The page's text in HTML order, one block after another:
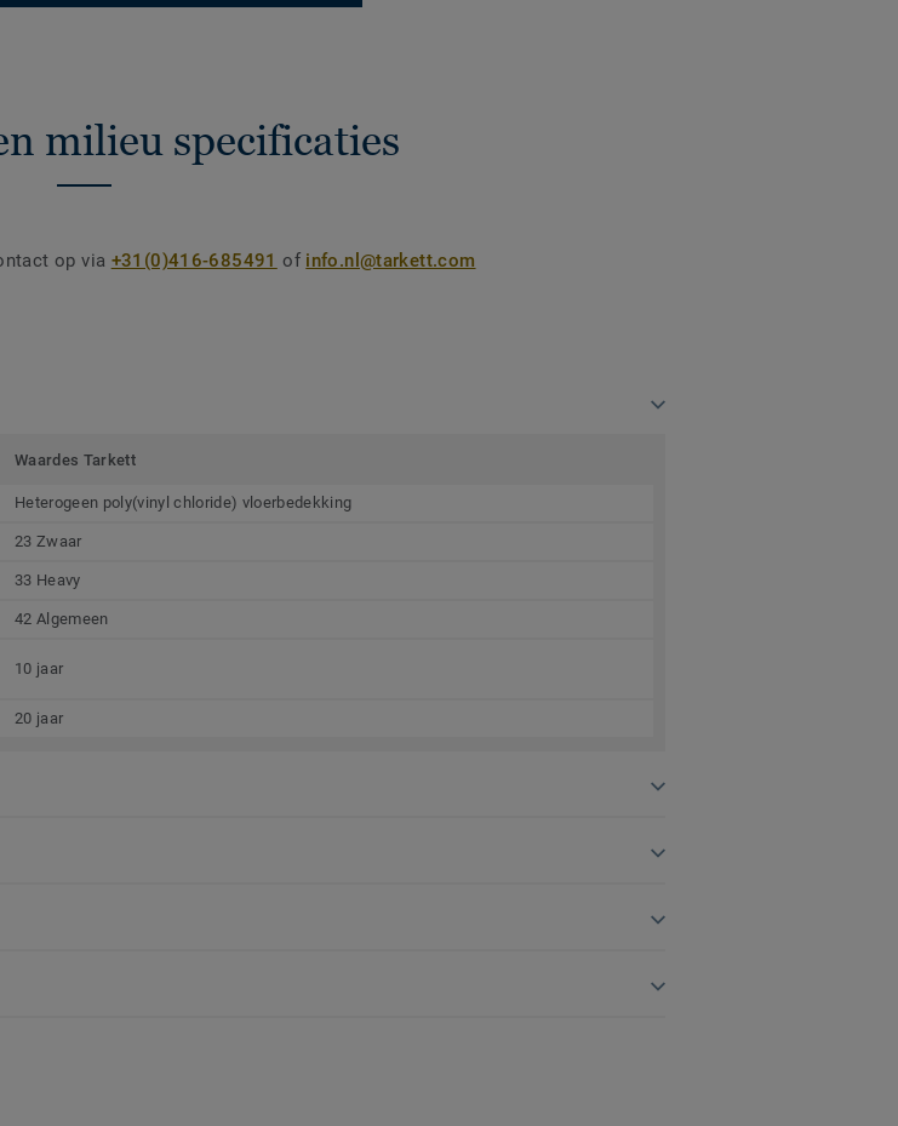
milieu specificaties
op via +31(0)416-685491 of info.nl@tarkett.com
Waardes Tarkett
Heterogeen poly(vinyl chloride) vloerbedekking
23 Zwaar
33 Heavy
42 Algemeen
10 jaar
20 jaar